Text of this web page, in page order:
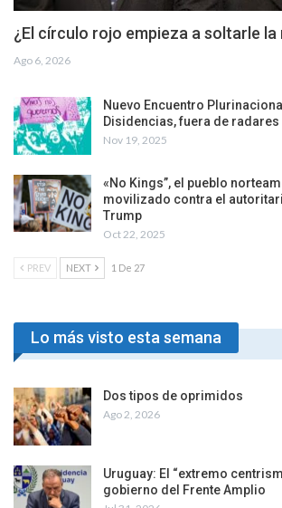
¿El círculo rojo empieza a soltarle la
Ago 6, 2026
Nuevo Encuentro
Disidencias, fuera de
Nov 19, 2025
«No Kings”, el pueblo
movilizado contra el
Trump
Oct 22, 2025
PREV NEXT 1 De 27
Lo más visto esta semana
Dos tipos de oprimidos
Ago 2, 2026
Uruguay: El “extremo
gobierno del Frente Amplio